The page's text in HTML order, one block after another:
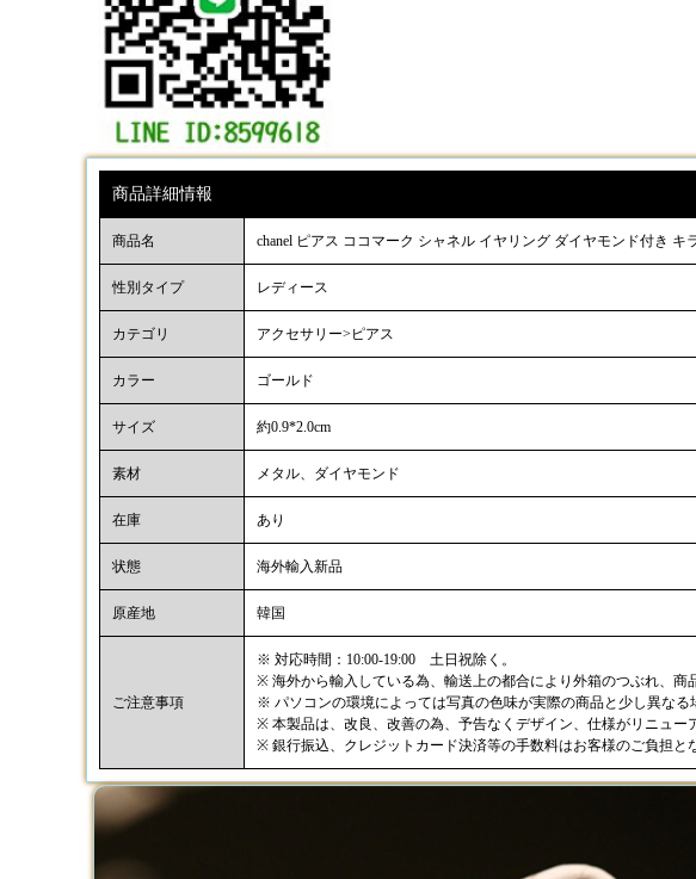
商品詳細情報
商品名 chanel ピアス ココマーク シャネル イヤリング ダイヤモンド付き
性別タイプ レディース
カテゴリ アクセサリー>ピアス
カラー ゴールド
サイズ 約0.9*2.0cm
素材 メタル、ダイヤモンド
在庫 あり
状態 海外輸入新品
原産地 韓国
ご注意事項
※ 対応時間：10:00-19:00 土日祝除く。
※ 海外から輸入している為、輸送上の都合により外箱のつぶれ、商
※ パソコンの環境によっては写真の色味が実際の商品と少し異なる
※ 本製品は、改良、改善の為、予告なくデザイン、仕様がリニュー
※ 銀行振込、クレジットカード決済等の手数料はお客様のご負担と